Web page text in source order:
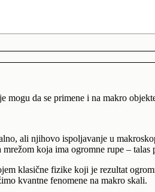
mogu da se primene i na makro
ali njihovo ispoljavanje u
koja ima ogromne rupe –
klasične fizike koji je rezultat
kvantne fenomene na makro skali.